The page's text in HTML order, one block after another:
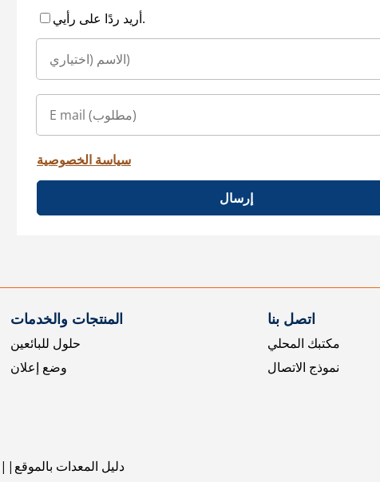
أريد ردًا على رأيي.
سياسة الخصوصية
إرسال
المنتجات والخدمات
حلول للبائعين
وضع إعلان
اتصل بنا
مكتبك المحلي
نموذج الاتصال
دليل المعدات بالموقع